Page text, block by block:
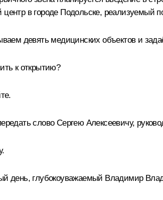
центр в городе Подольске, реализуемый
девять медицинских объектов и
к открытию?
слово Сергею Алексеевичу,
день, глубокоуважаемый Владимир